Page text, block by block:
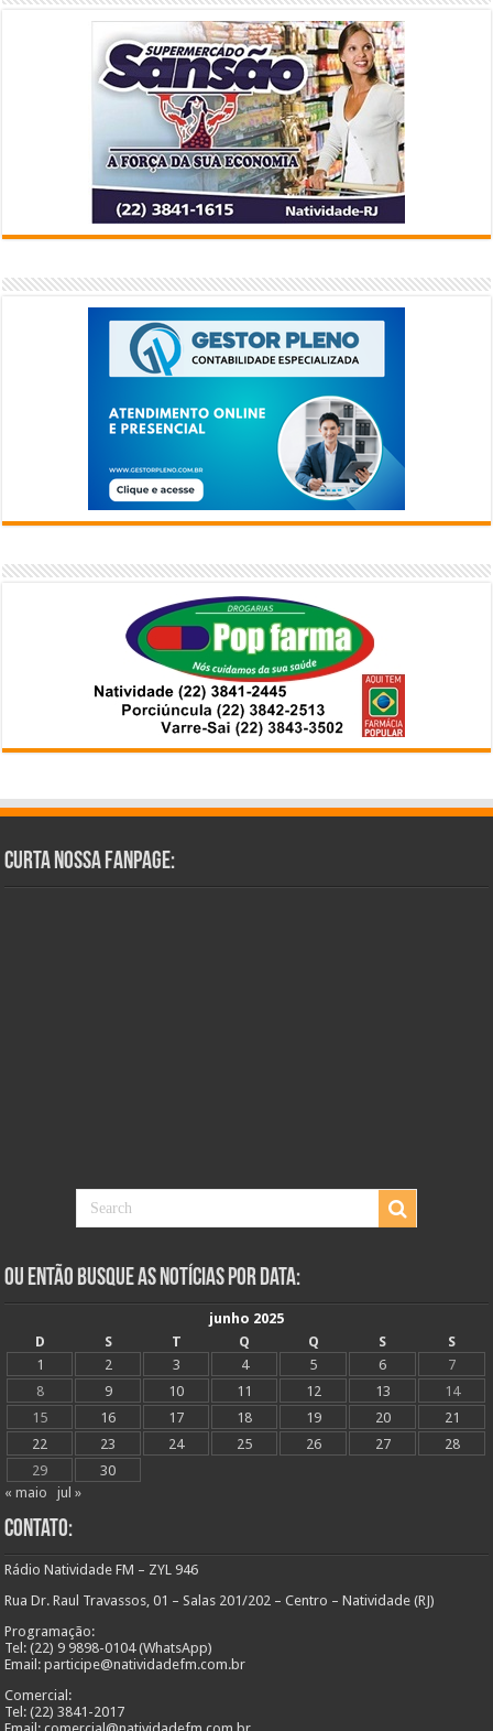
Curta Nossa Fanpage:
Ou Então Busque as Notícias Por Data:
junho 2025
D
S T Q Q S
S
1
2 3 4 5 6
7
8
9 10 11 12 13
14
15
16 17 18 19 20
21
22
23 24 25 26 27
28
29
30
« maio
jul »
Contato:
Rádio Natividade FM – ZYL 946
Rua Dr. Raul Travassos, 01 – Salas 201/202 – Centro – Natividade (RJ)
Programação:
Tel: (22) 9 9898-0104 (WhatsApp)
Email: participe@natividadefm.com.br
Comercial:
Tel: (22) 3841-2017